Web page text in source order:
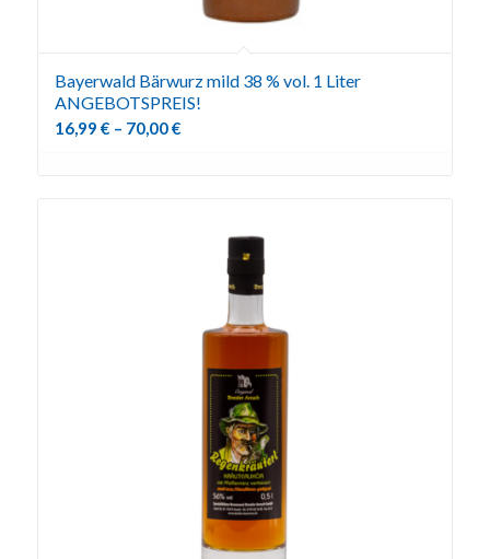
Bayerwald Bärwurz mild 38 % vol. 1 Liter
ANGEBOTSPREIS!
16,99 € – 70,00€